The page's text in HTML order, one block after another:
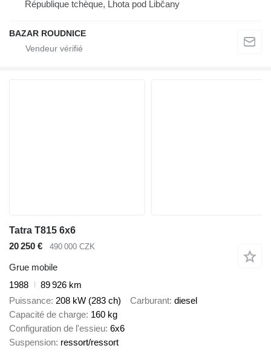
République tchèque, Lhota pod Libčany
BAZAR ROUDNICE
Tatra T815 6x6
20 250 €
490 000 CZK
Grue mobile
1988
89 926 km
Puissance 208 kW (283 ch) Carburant diesel
Capacité de charge 160 kg
Configuration de l'essieu 6x6
Suspension ressort/ressort